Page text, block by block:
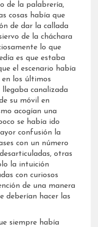
de la palabrería,
cosas había que
de dar la callada
de la cháchara
lo que
es que estaba
el escenario había
los últimos
canalizada
su móvil en
acogían una
se había ido
confusión la
con un número
otras
la intuición
con curiosos
de una manera
deberían hacer las
siempre había